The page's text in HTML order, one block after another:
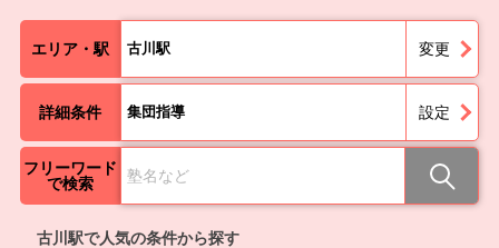
エリア・駅 古川駅 変更
詳細条件 集団指導 設定
フリーワード
で検索
古川駅で人気の条件から探す